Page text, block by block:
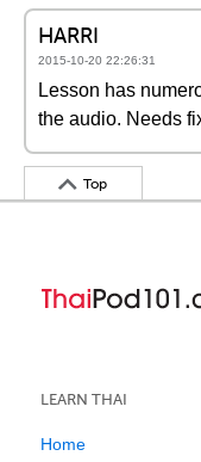
HARRI
2015-10-20 22:26:31
Lesson has
the audio. Needs
Top
LEARN THAI
Home